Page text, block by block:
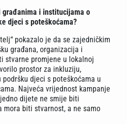
građanima i institucijama o
djeci s poteškoćama?
pokazalo je da se zajedničkim
građana, organizacija i
stvarne promjene u lokalnoj
prostor za inkluziju,
djeci s poteškoćama u
Najveća vrijednost kampanje
dijete ne smije biti
biti stvarnost, a ne samo